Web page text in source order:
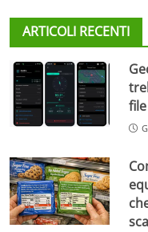
ARTICOLI RECENTI
file